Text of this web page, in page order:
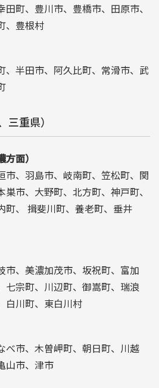
町、豊川市、豊橋市、田原市、
、豊根村
、半田市、阿久比町、常滑市、武
重県）
面）
市、羽島市、岐南町、笠松町、関
市、大野町、北方町、神戸町、
町、 揖斐川町、養老町、垂井
市、美濃加茂市、坂祝町、富加
七宗町、川辺町、御嵩町、瑞浪
白川町、東白川村
べ市、木曽岬町、朝日町、川越
山市、津市